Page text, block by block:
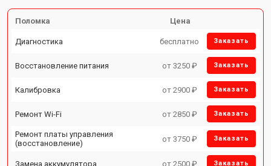
Поломка Цена
Диагностика бесплатно Заказать
Восстановление питания от 3250 ₽ Заказать
Калибровка от 2900 ₽ Заказать
Ремонт Wi-Fi от 2850 ₽ Заказать
Ремонт платы управления
(восстановление)
от 3750 ₽ Заказать
Замена аккумулятора от 2500 ₽ Заказать